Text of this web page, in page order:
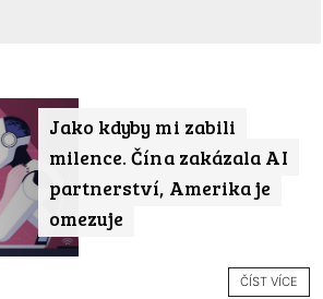
Jako kdyby mi zabili
milence. Čína zakázala AI
partnerství, Amerika je
omezuje
ČÍST VÍCE